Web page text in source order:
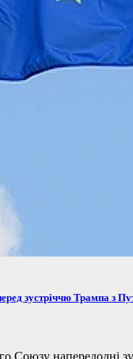
зустріччю Трампа з
Союзу напередодні